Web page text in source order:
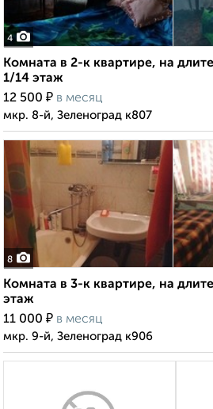
4
Комната в 2-к квартире, на
1/14 этаж
12 500 ₽ в месяц
мкр. 8-й, Зеленоград к807
8
Комната в 3-к квартире, на
этаж
11 000 ₽ в месяц
мкр. 9-й, Зеленоград к906